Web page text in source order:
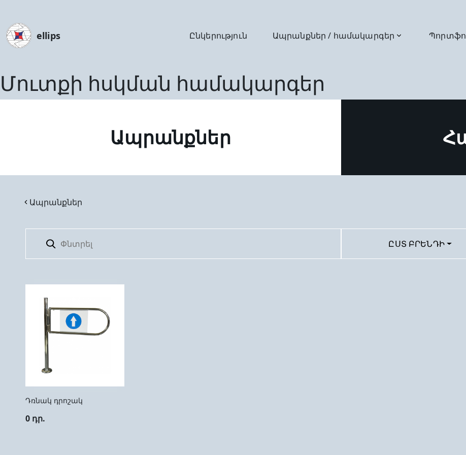
ellips Ընկերություն Ապրանքներ / համակարգեր
Մուտքի հսկման համակարգեր
Ապրանքներ
Ապրանքներ
ԸՍՏ ԲՐԵՆԴԻ
Դռնակ դրոշակ
0 դր.